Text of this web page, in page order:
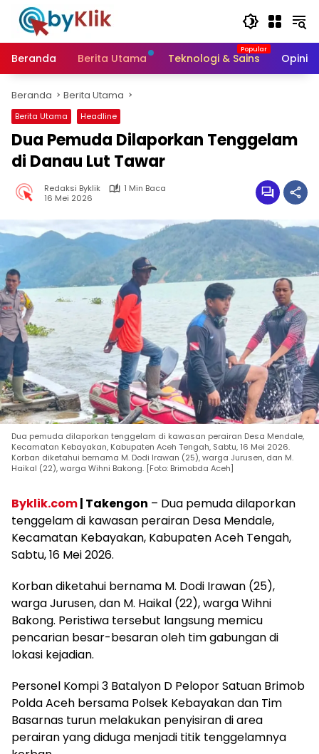
Langsung
konten
Beranda
Berita Utama Teknologi & Sains Opini
Beranda Berita Utama
Berita Utama Headline
Dua Pemuda Dilaporkan Tenggelam
di Danau Lut Tawar
Redaksi Byklik
1 Min Baca
16 Mei 2026
Dua pemuda dilaporkan tenggelam di kawasan perairan Desa Mendale,
Kecamatan Kebayakan, Kabupaten Aceh Tengah, Sabtu, 16 Mei 2026.
Korban diketahui bernama M. Dodi Irawan (25), warga Jurusen, dan M.
Haikal (22), warga Wihni Bakong. [Foto: Brimobda Aceh]
Byklik.com| Takengon – Dua pemuda dilaporkan
tenggelam di kawasan perairan Desa Mendale,
Kecamatan Kebayakan, Kabupaten Aceh Tengah,
Sabtu, 16 Mei 2026.
Korban diketahui bernama M. Dodi Irawan (25),
warga Jurusen, dan M. Haikal (22), warga Wihni
Bakong. Peristiwa tersebut langsung memicu
pencarian besar-besaran oleh tim gabungan di
lokasi kejadian.
Personel Kompi 3 Batalyon D Pelopor Satuan Brimob
Polda Aceh bersama Polsek Kebayakan dan Tim
Basarnas turun melakukan penyisiran di area
perairan yang diduga menjadi titik tenggelamnya